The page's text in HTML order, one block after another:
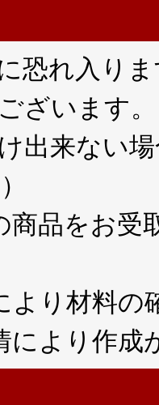
恐れ入り
ざいます。
出来ない
商品をお受
より材料の
により作成